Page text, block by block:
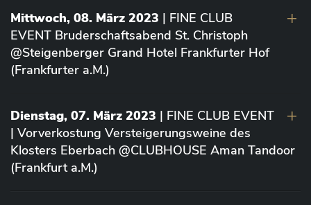
Mittwoch, 08. März 2023 | FINE CLUB
EVENT Bruderschaftsabend St. Christoph
@Steigenberger Grand Hotel Frankfurter Hof
(Frankfurter a.M.)
Dienstag, 07. März 2023 | FINE CLUB EVENT
| Vorverkostung Versteigerungsweine des
Klosters Eberbach @CLUBHOUSE Aman Tandoor
(Frankfurt a.M.)